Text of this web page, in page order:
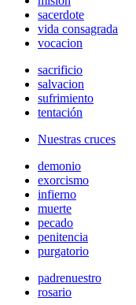
sacerdote
vida consagrada
vocacion
sacrificio
salvacion
sufrimiento
tentación
Nuestras cruces
demonio
exorcismo
infierno
muerte
pecado
penitencia
purgatorio
padrenuestro
rosario